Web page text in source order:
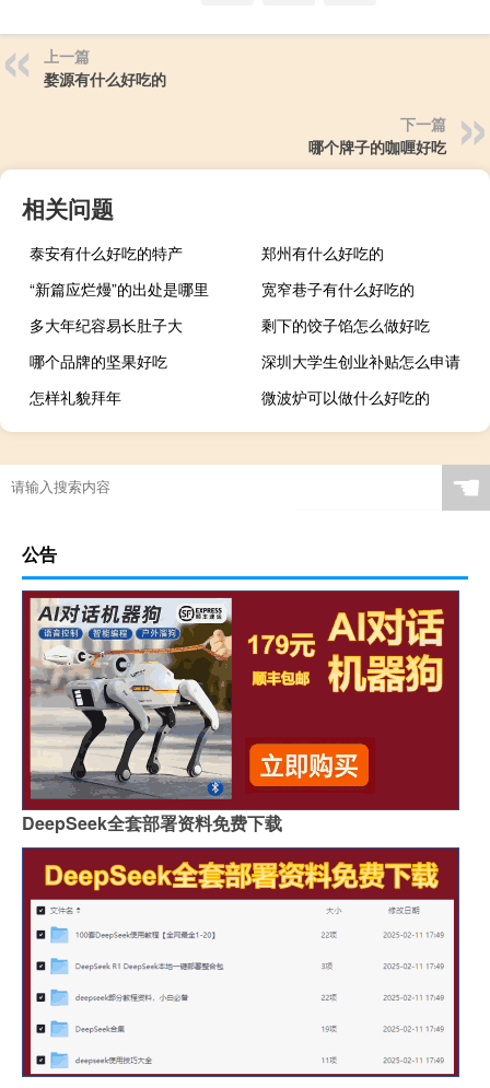
上一篇
婺源有什么好吃的
下一篇
哪个牌子的咖喱好吃
相关问题
泰安有什么好吃的特产
郑州有什么好吃的
“新篇应烂熳”的出处是哪里
宽窄巷子有什么好吃的
多大年纪容易长肚子大
剩下的饺子馅怎么做好吃
哪个品牌的坚果好吃
深圳大学生创业补贴怎么申请
怎样礼貌拜年
微波炉可以做什么好吃的
☚
公告
DeepSeek全套部署资料免费下载